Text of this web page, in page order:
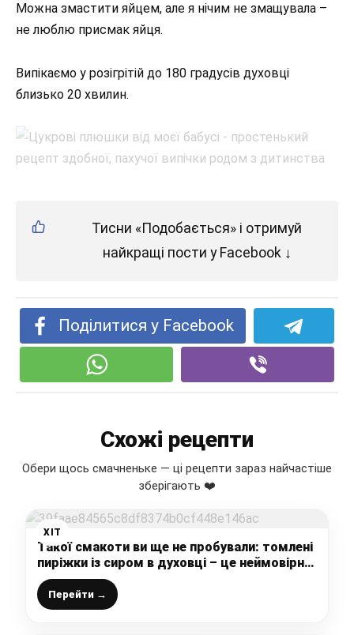
Можна змастити яйцем, але я нічим не змащувала –
не люблю присмак яйця.
Випікаємо у розігрітій до 180 градусів духовці
близько 20 хвилин.
Тисни «Подобається» і отримуй
найкращі пости у Facebook ↓
Поділитися у Facebook
Схожі рецепти
Обери щось смачненьке — ці рецепти зараз найчастіше
зберігають ❤️
ХІТ
Такої смакоти ви ще не пробували: томлені
пиріжки із сиром в духовці – це неймовірно
смачно і ніжно, старий фірмовий рецепт
Перейти →